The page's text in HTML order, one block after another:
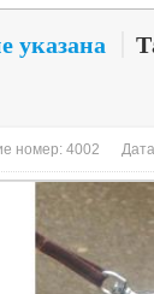
указана
номер: 4002